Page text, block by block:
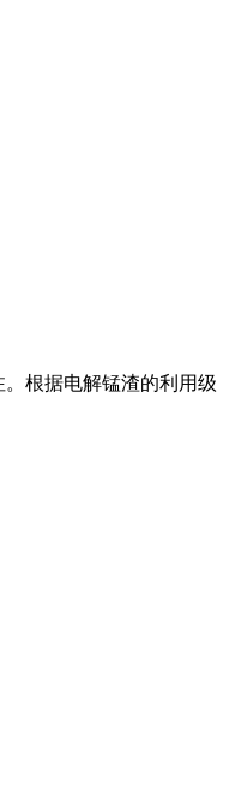
根据电解锰渣的利用级